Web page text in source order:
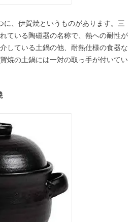
に、伊賀焼というものがあります。三
ている陶磁器の名称で、熱への耐性が
している土鍋の他、耐熱仕様の食器な
焼の土鍋には一対の取っ手が付いてい